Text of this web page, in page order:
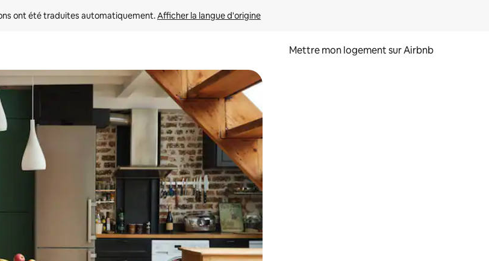
ont été traduites automatiquement. Afficher la langue d'origine
Mettre mon logement sur Airbnb
vers le bas pour les parcourir ou en appuyant et en faisant glisser.